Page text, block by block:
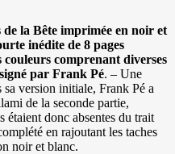
la Bête imprimée en noir et
inédite de 8 pages
couleurs comprenant diverses
par Frank Pé. – Une
version initiale, Frank Pé a
de la seconde partie,
étaient donc absentes du trait
en rajoutant les taches
noir et blanc.